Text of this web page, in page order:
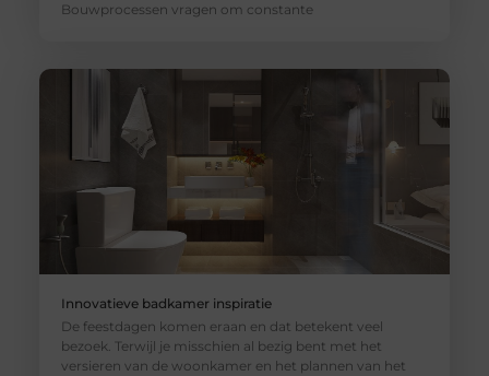
Bouwprocessen vragen om constante
Innovatieve badkamer inspiratie
De feestdagen komen eraan en dat betekent veel
bezoek. Terwijl je misschien al bezig bent met het
versieren van de woonkamer en het plannen van het